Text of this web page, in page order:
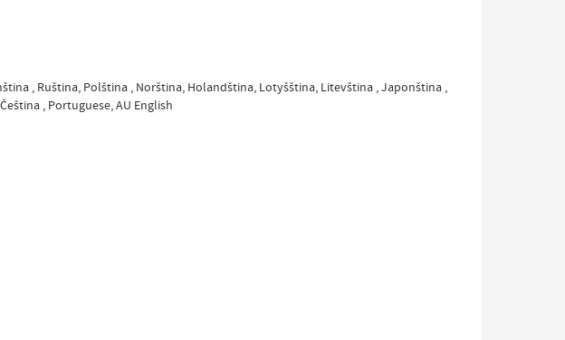
, Ruština, Polština , Norština, Holandština, Lotyšština, Litevština , Japonština ,
, Portuguese, AU English